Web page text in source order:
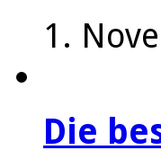
1.
Die